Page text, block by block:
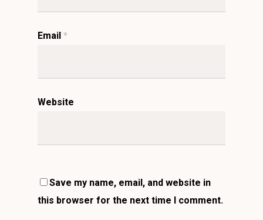
Email *
Website
Save my name, email, and website in
this browser for the next time I comment.